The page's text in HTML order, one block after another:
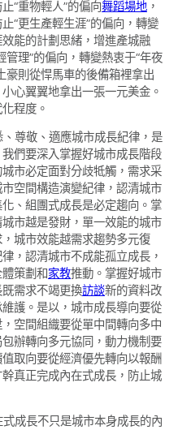
“重物輕人”的偏向舞蹈場地 ，
“更生產輕生涯”的偏向，轉變
能的計劃思緒，增進產城融
理”的偏向，轉變熱衷于“年夜
豪則從悍馬車的後備箱裡拿出
心翼翼地拿出一張一元美金。
程度。
尊敬、適應城市成長紀律，是
們要深入掌握好城市成長階段
市必定面對分歧牴觸，需求采
空間構造演變紀律，認清城市
、組團式成長是必定趨向。掌
市越是發財，單一效能的城市
城市效能越需求趨勢多元復
，認清城市不成能孤立成長，
策劃和家教推動。掌握好城市
需求不竭更換訪談新的資料改
護。是以，城市成長導向要從
空間組織要從單中間轉向多中
辦轉向多元協同，動力機制要
取向要從經濟優先轉向以報酬
真正完成內在式成長，防止城
成長不只是城市本身成長的內